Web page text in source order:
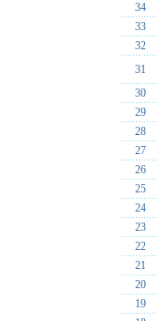
34
33
32
31
30
29
28
27
26
25
24
23
22
21
20
19